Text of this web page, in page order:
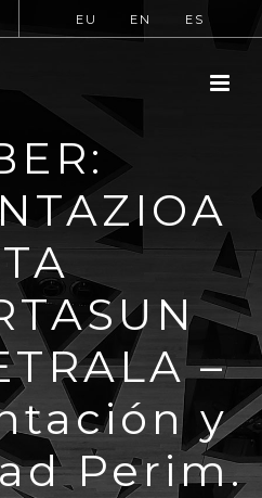
EU EN ES
–
y
Perim.